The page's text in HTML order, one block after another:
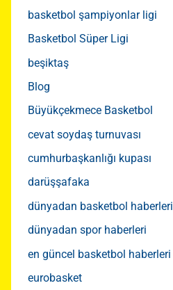
basketbol şampiyonlar ligi
Basketbol Süper Ligi
beşiktaş
Blog
Büyükçekmece Basketbol
cevat soydaş turnuvası
cumhurbaşkanlığı kupası
darüşşafaka
dünyadan basketbol haberleri
dünyadan spor haberleri
en güncel basketbol haberleri
eurobasket